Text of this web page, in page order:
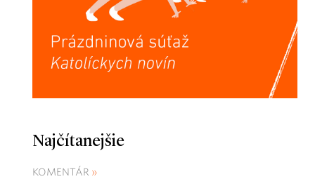
Najčítanejšie
KOMENTÁR